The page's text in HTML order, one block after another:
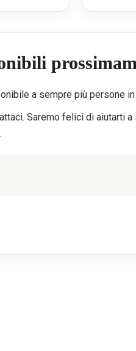
a sempre più persone
Saremo felici di aiutarti